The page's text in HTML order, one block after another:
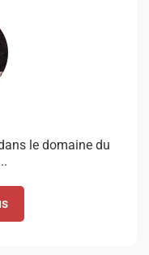
le domaine du